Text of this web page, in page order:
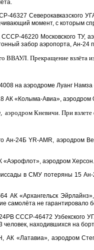
46327 Северокавказского
момент, с которым
46220 Московского ТУ,
забор аэропорта, Ан-
ВВАУЛ. Прекращение взлёта
на аэродроме Луанг
АК «Колыма-Авиа», аэродром
Кневичи. При взлете
Ан-24Б YR-AMR, аэродром
«Аэрофлот», аэродром
в СМУ потеряны 15
АК «Архангельск
самолёта не
СССР-46472 Узбекского
находившихся на
АК «Латавиа», аэродром